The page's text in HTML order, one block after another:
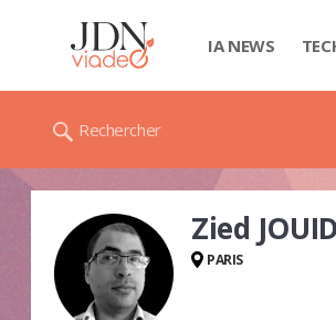
IA NEWS
Rechercher
Zied
PARIS